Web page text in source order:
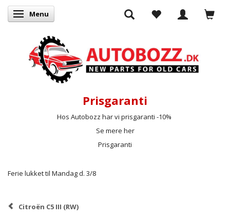
Skifte navigation
Menu
Prisgaranti
Hos Autobozz har vi prisgaranti -10%
Se mere her
Prisgaranti
Ferie lukket til Mandag d. 3/8
Citroën C5 III (RW)